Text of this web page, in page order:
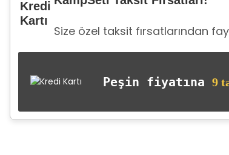
Size özel taksit fırsatlarından
Peşin fiyatına9